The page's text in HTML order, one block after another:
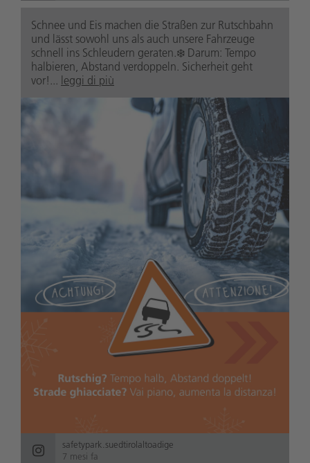
Schnee und Eis machen die Straßen zur Rutschbahn
und lässt sowohl uns als auch unsere Fahrzeuge
schnell ins Schleudern geraten.❄️ Darum: Tempo
halbieren, Abstand verdoppeln. Sicherheit geht
vor!... leggi di più
safetypark.suedtirolaltoadige
7 mesi fa